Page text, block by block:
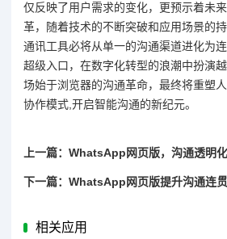
仅反映了用户需求的变化，更预示着未
革，随着技术的不断突破和应用场景的
通讯工具必将从单一的沟通渠道进化为
超级入口，在数字化转型的浪潮中扮演
场始于浏览器的沟通革命，最终将重塑
协作模式,开启智能沟通的新纪元。
上一篇：WhatsApp网页版，沟通透明化
下一篇：WhatsApp网页版提升沟通连
相关应用